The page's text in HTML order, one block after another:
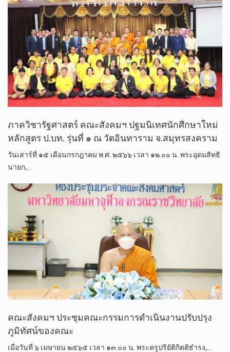
ภาควิชารัฐศาสตร์ คณะสังคมฯ ปฐมนิเทศนักศึกษาใหม่
หลักสูตร ป.บท. รุ่นที่ ๑ ณ วัดอินทาราม จ.สมุทรสงคราม
วันเสาร์ที่ ๑๕ เดือนกรกฎาคม พ.ศ. ๒๕๖๖ เวลา ๑๒.๐๐ น. พระอุดมสิทธิ
นายก,…
คณะ​สังคม​ฯ ​ประชุมคณะกรรมการดำเนินงานปรับปรุง
ภูมิทัศน์ของคณะ
เมื่อวันที่​ ๖ เมษายน​ ๒๕​๖​๕​ เวลา​ ๑๓.๐๐ น.​ พระครู​ปริยัติ​กิตติ​ธำรง,…